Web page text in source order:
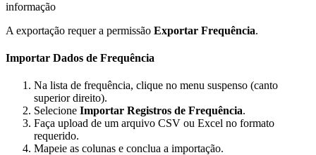
informação
A exportação requer a permissão Exportar Frequência.
Importar Dados de Frequência
Na lista de frequência, clique no menu suspenso (canto
superior direito).
Selecione Importar Registros de Frequência.
Faça upload de um arquivo CSV ou Excel no formato
requerido.
Mapeie as colunas e conclua a importação.